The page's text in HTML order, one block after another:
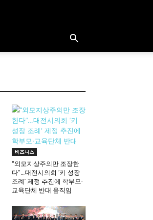
비즈니스
“외모지상주의만 조장한
다”…대전시의회 ‘키 성장
조례’ 제정 추진에 학부모·
교육단체 반대 움직임